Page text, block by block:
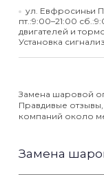
ул. Евфросиньи
пт.:9:00–21:00
двигателей и
Установка
Замена шаровой
Правдивые
компаний около
Замена